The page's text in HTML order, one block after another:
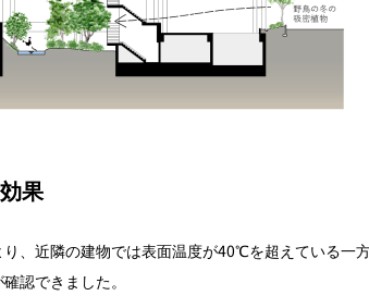
果
、近隣の建物では表面温度が40℃を超えている一
認できました。